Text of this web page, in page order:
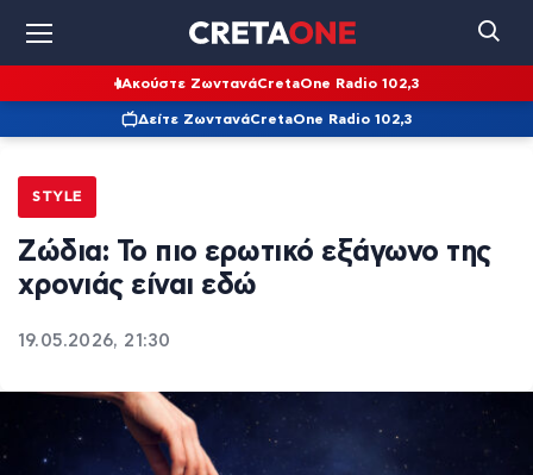
Ακούστε ΖωντανάCretaOne Radio 102,3
Δείτε ΖωντανάCretaOne Radio 102,3
STYLE
Ζώδια: Το πιο ερωτικό εξάγωνο της
χρονιάς είναι εδώ
19.05.2026, 21:30